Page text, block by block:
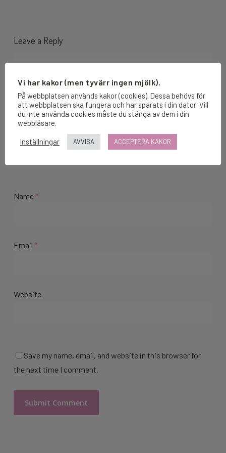
Leave a Reply
Name *
Email *
Website
Save my name, email, and website in this browser for
the next time I comment.
Vi har kakor (men tyvärr ingen mjölk).
På webbplatsen används kakor (cookies). Dessa behövs för
att webbplatsen ska fungera och har sparats i din dator. Vill
du inte använda cookies måste du stänga av dem i din
webbläsare.
Inställningar AVVISA ACCEPTERA KAKOR